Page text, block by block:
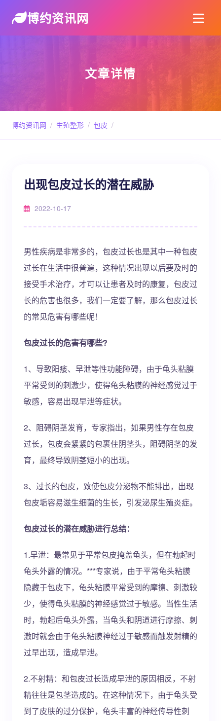
博约资讯网
文章详情
博约资讯网 / 生殖整形 / 包皮 /
出现包皮过长的潜在威胁
2022-10-17
男性疾病是非常多的，包皮过长也是其中一种包皮
过长在生活中很普遍，这种情况出现以后要及时的
接受手术治疗，才可以让患者及时的康复，包皮过
长的危害也很多，我们一定要了解，那么包皮过长
的常见危害有哪些呢！
包皮过长的危害有哪些?
1、导致阳痿、早泄等性功能障碍，由于龟头粘膜
平常受到的刺激少，使得龟头粘膜的神经感觉过于
敏感，容易出现早泄等症状。
2、阻碍阴茎发育，专家指出，如果男性存在包皮
过长，包皮会紧紧的包裹住阴茎头，阻碍阴茎的发
育，最终导致阴茎短小的出现。
3、过长的包皮，致使包皮分泌物不能排出，出现
包皮垢容易滋生细菌的生长，引发泌尿生殖炎症。
包皮过长的潜在威胁进行总结：
1.早泄：最常见于平常包皮掩盖龟头，但在勃起时
龟头外露的情况。***专家说，由于平常龟头粘膜
隐藏于包皮下，龟头粘膜平常受到的摩擦、刺激较
少，使得龟头粘膜的神经感觉过于敏感。当性生活
时，勃起后龟头外露，当龟头和阴道进行摩擦、刺
激时就会由于龟头粘膜神经过于敏感而触发射精的
过早出现，造成早泄。
2.不射精：和包皮过长造成早泄的原因相反，不射
精往往是包茎造成的。在这种情况下，由于龟头受
到了皮肤的过分保护，龟头丰富的神经传导性刺